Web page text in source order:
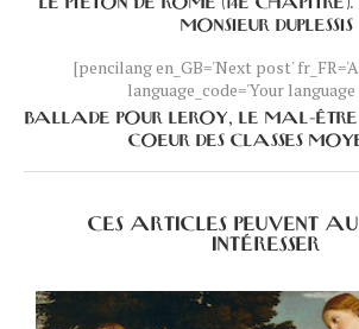
LE PIÉTON DE ROME (14È
MONSIEUR DUPLESSIS
[pencilang en_GB='Next post'
language_code='Your
BALLADE POUR LEROY, LE MAL-
COEUR DES CLASSES
CES ARTICLES PEUVENT
INTÉRESSER